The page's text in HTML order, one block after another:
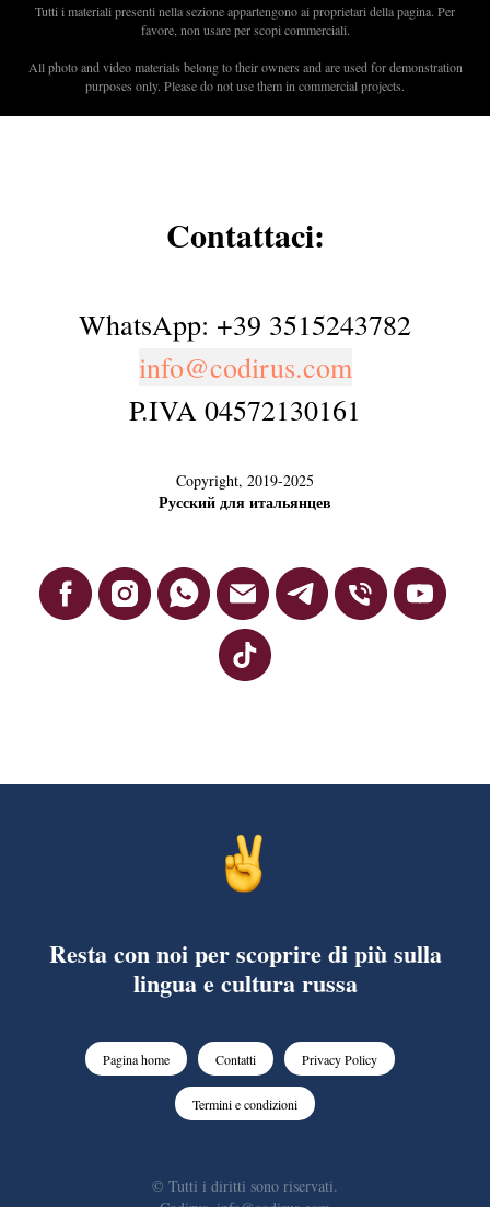
Tutti i materiali presenti nella sezione appartengono ai proprietari della pagina. Per
favore, non usare per scopi commerciali.
All photo and video materials belong to their owners and are used for demonstration
purposes only. Please do not use them in commercial projects.
Contattaci:
WhatsApp: +39 3515243782
info@codirus.com
P.IVA 04572130161
Copyright, 2019-2025
Русский для итальянцев
Resta con noi per scoprire di più sulla
lingua e cultura russa
Pagina home Contatti Privacy Policy
Termini e condizioni
© Tutti i diritti sono riservati.